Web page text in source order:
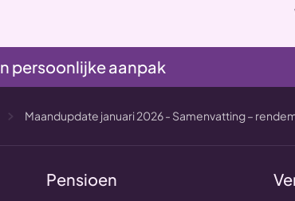
persoonlijke aanpak
Maandupdate januari 2026 - Samenvatting –
Pensioen